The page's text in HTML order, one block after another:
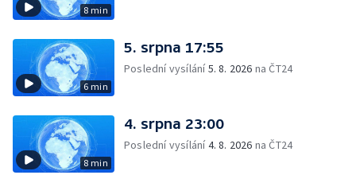
8 min
6 min
5. srpna 17:55
Poslední vysílání5. 8. 2026 na ČT24
8 min
4. srpna 23:00
Poslední vysílání4. 8. 2026 na ČT24